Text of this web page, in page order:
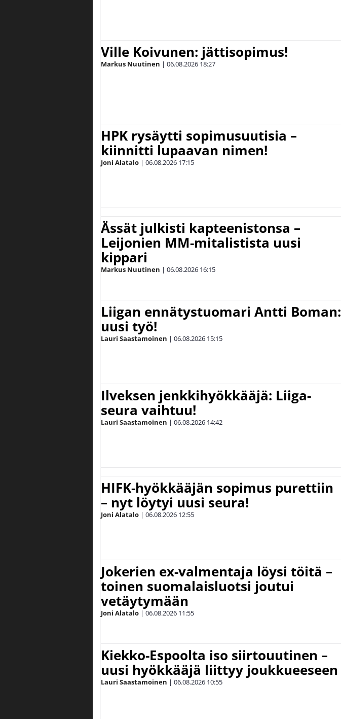
Ville Koivunen: jättisopimus!
Markus Nuutinen | 06.08.2026 18:27
HPK rysäytti sopimusuutisia –
kiinnitti lupaavan nimen!
Joni Alatalo | 06.08.2026 17:15
Ässät julkisti kapteenistonsa –
Leijonien MM-mitalistista uusi
kippari
Markus Nuutinen | 06.08.2026 16:15
Liigan ennätystuomari Antti Boman:
uusi työ!
Lauri Saastamoinen | 06.08.2026 15:15
Ilveksen jenkkihyökkääjä: Liiga-
seura vaihtuu!
Lauri Saastamoinen | 06.08.2026 14:42
HIFK-hyökkääjän sopimus purettiin
– nyt löytyi uusi seura!
Joni Alatalo | 06.08.2026 12:55
Jokerien ex-valmentaja löysi töitä –
toinen suomalaisluotsi joutui
vetäytymään
Joni Alatalo | 06.08.2026 11:55
Kiekko-Espoolta iso siirtouutinen –
uusi hyökkääjä liittyy joukkueeseen
Lauri Saastamoinen | 06.08.2026 10:55